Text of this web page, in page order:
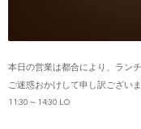
本日の営業は都合により、ラン
ご迷惑おかけして申し訳ござい
11:30～14:30 LO